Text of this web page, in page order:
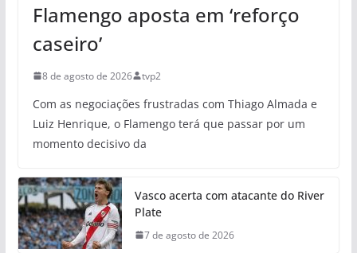
Flamengo aposta em ‘reforço
caseiro’
8 de agosto de 2026 tvp2
Com as negociações frustradas com Thiago Almada e
Luiz Henrique, o Flamengo terá que passar por um
momento decisivo da
Vasco acerta com atacante do River
Plate
7 de agosto de 2026